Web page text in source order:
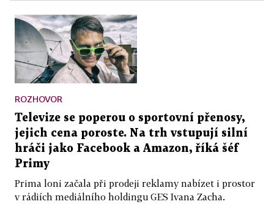
ROZHOVOR
Televize se poperou o sportovní přenosy,
jejich cena poroste. Na trh vstupují silní
hráči jako Facebook a Amazon, říká šéf
Primy
Prima loni začala při prodeji reklamy nabízet i prostor
v rádiích mediálního holdingu GES Ivana Zacha.